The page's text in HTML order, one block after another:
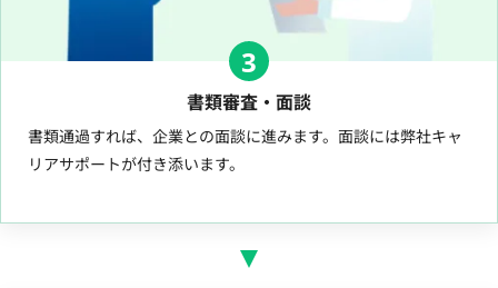
3
書類審査・面談
書類通過すれば、企業との面談に進みます。面談には弊社キャ
リアサポートが付き添います。